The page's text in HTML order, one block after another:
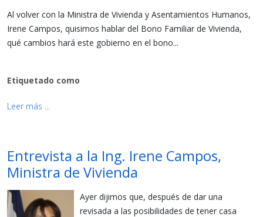
Al volver con la Ministra de Vivienda y Asentamientos Humanos,
Irene Campos, quisimos hablar del Bono Familiar de Vivienda,
qué cambios hará este gobierno en el bono...
Etiquetado como
Leer más ...
Entrevista a la Ing. Irene Campos,
Ministra de Vivienda
Ayer dijimos que, después de dar una
revisada a las posibilidades de tener casa